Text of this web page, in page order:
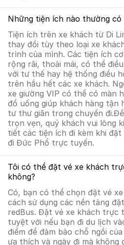
Những tiện ích nào thường có
Tiện ích trên xe khách từ Di
thay đổi tùy theo loại xe
trình của mình. Các tiện ích
rộng rãi, thoải mái, có thể
với tư thế hay hệ thống điều
trên hầu hết các xe khách.
xe giường VIP có thể có màn
đồ uống giúp khách hàng tận
tư thư giãn trong chuyến
trọn vẹn, quý khách vui lòng
tiết các tiện ích đi kèm khi
đi Đức Phổ trực tuyến.
Tôi có thể đặt vé xe khách
không?
Có, bạn có thể chọn đặt vé
cách sử dụng các nền tảng
redBus. Đặt vé xe khách trực
tuyệt vời nếu bạn đi du lịch
điểm để đảm bảo chỗ ngồi
ưa thích và ngày đi mà không